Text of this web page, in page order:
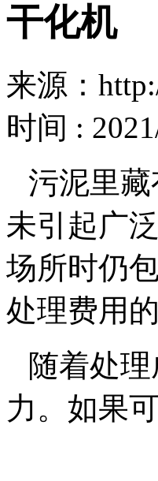
干化机
来源：
时间 :
污泥里
未引起广
场所时仍
处理费用
随着处
力。如果